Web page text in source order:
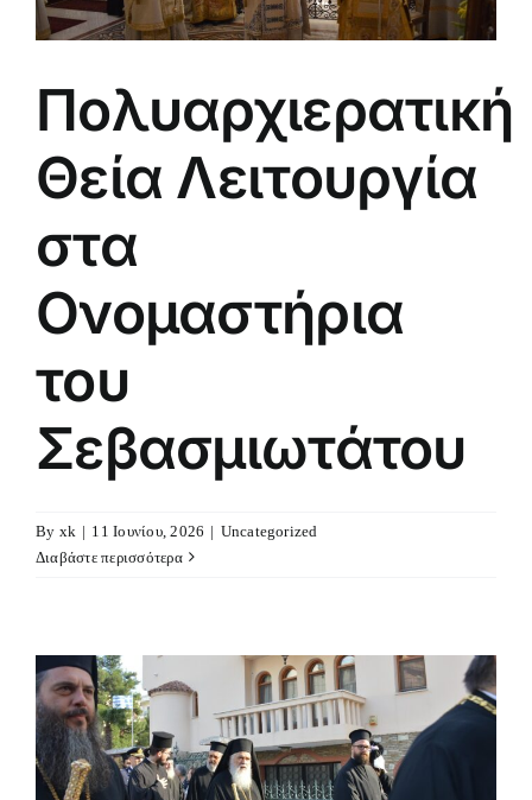
Πολυαρχιερατική
Θεία Λειτουργία
στα
Ονομαστήρια
του
Σεβασμιωτάτου
By xk | 11 Ιουνίου, 2026 | Uncategorized
Διαβάστε περισσότερα